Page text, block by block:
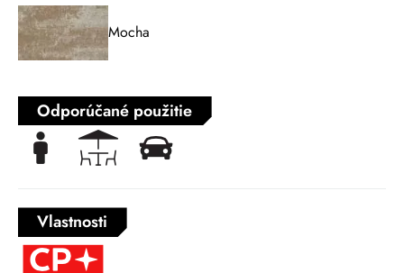
Mocha
Odporúčané použitie
Vlastnosti